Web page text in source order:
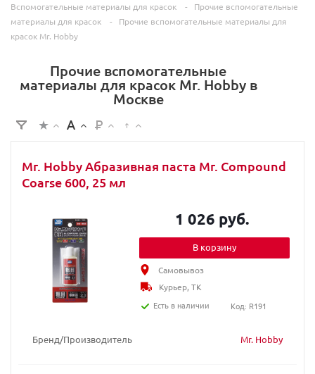
Вспомогательные материалы для красок
-
Прочие вспомогательные
материалы для красок
-
Прочие вспомогательные материалы для
красок Mr. Hobby
Прочие вспомогательные
материалы для красок Mr. Hobby в
Москве
Mr. Hobby Абразивная паста Mr. Compound
Coarse 600, 25 мл
Бренд/Производитель Mr. Hobby
1 026 руб.
В корзину
Самовывоз
Курьер, ТК
Есть в наличии
Код: R191